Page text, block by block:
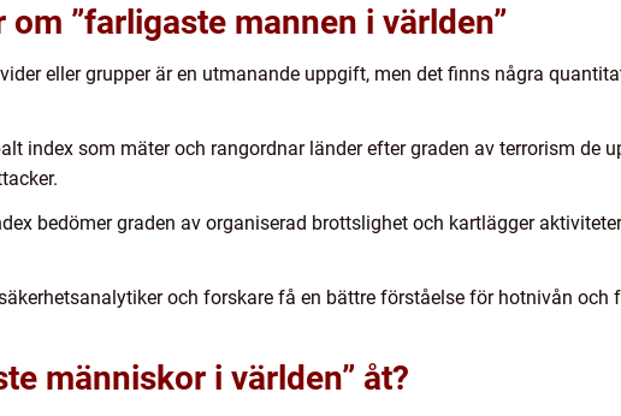
”farligaste mannen i världen”
eller grupper är en utmanande uppgift, men det finns några
index som mäter och rangordnar länder efter graden av terrorism de
bedömer graden av organiserad brottslighet och kartlägger
och forskare få en bättre förståelse för hotnivån och
människor i världen” åt?